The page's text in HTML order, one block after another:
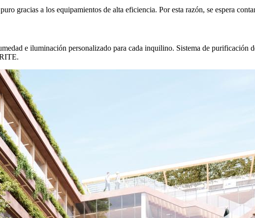
gracias a los equipamientos de alta eficiencia. Por esta razón, se espera
e iluminación personalizado para cada inquilino. Sistema de purificación